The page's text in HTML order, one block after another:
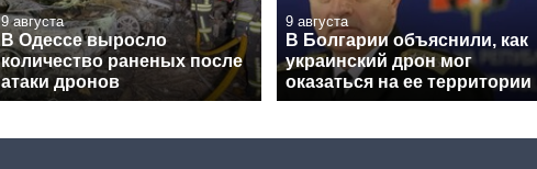
9 августа
В Одессе выросло
количество раненых после
атаки дронов
9 августа
В Болгарии объяснили, как
украинский дрон мог
оказаться на ее территории